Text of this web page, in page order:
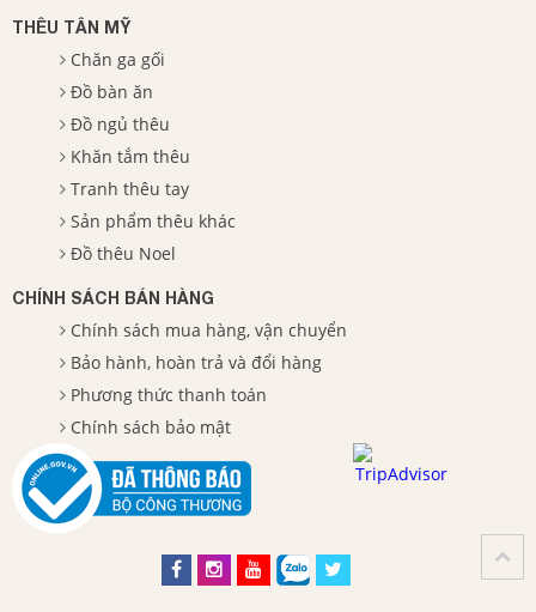
THÊU TÂN MỸ
Chăn ga gối
Đồ bàn ăn
Đồ ngủ thêu
Khăn tắm thêu
Tranh thêu tay
Sản phẩm thêu khác
Đồ thêu Noel
CHÍNH SÁCH BÁN HÀNG
Chính sách mua hàng, vận chuyển
Bảo hành, hoàn trả và đổi hàng
Phương thức thanh toán
Chính sách bảo mật